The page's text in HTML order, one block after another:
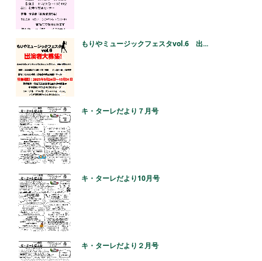
もりやミュージックフェスタvol.6 出...
キ・ターレだより７月号
キ・ターレだより10月号
キ・ターレだより２月号